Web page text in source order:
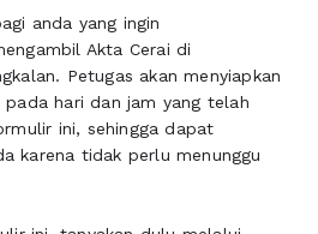
anda yang ingin
Akta Cerai di
Petugas akan menyiapkan
hari dan jam yang telah
ini, sehingga dapat
karena tidak perlu menunggu